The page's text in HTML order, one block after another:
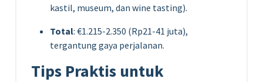
kastil, museum, dan wine tasting).
Total: €1.215-2.350 (Rp21-41 juta),
tergantung gaya perjalanan.
Tips Praktis untuk